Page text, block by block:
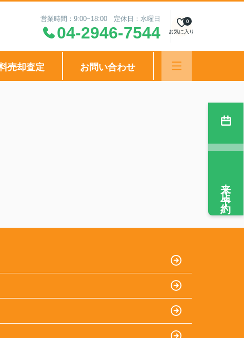
営業時間：9:00~18:00 定休日：水曜日
04-2946-7544 お気に入り
0
売却査定 お問い合わせ
来店予約